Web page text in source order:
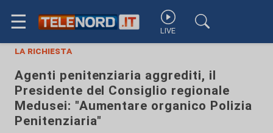
☰ LIVE
la richiesta
Agenti penitenziaria aggrediti, il
Presidente del Consiglio regionale
Medusei: "Aumentare organico Polizia
Penitenziaria"